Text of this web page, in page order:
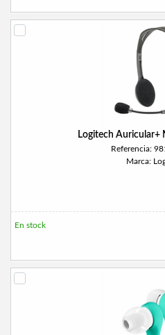
Logitech Auricular+
Referencia:
Marca:
En stock